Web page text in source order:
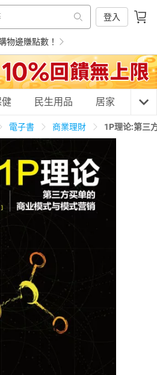
登入
物邊賺點數！
養生保健
運動休閒
化妝保養
民生用品 居家 3C
電子書 商業理財 1P理论:第三